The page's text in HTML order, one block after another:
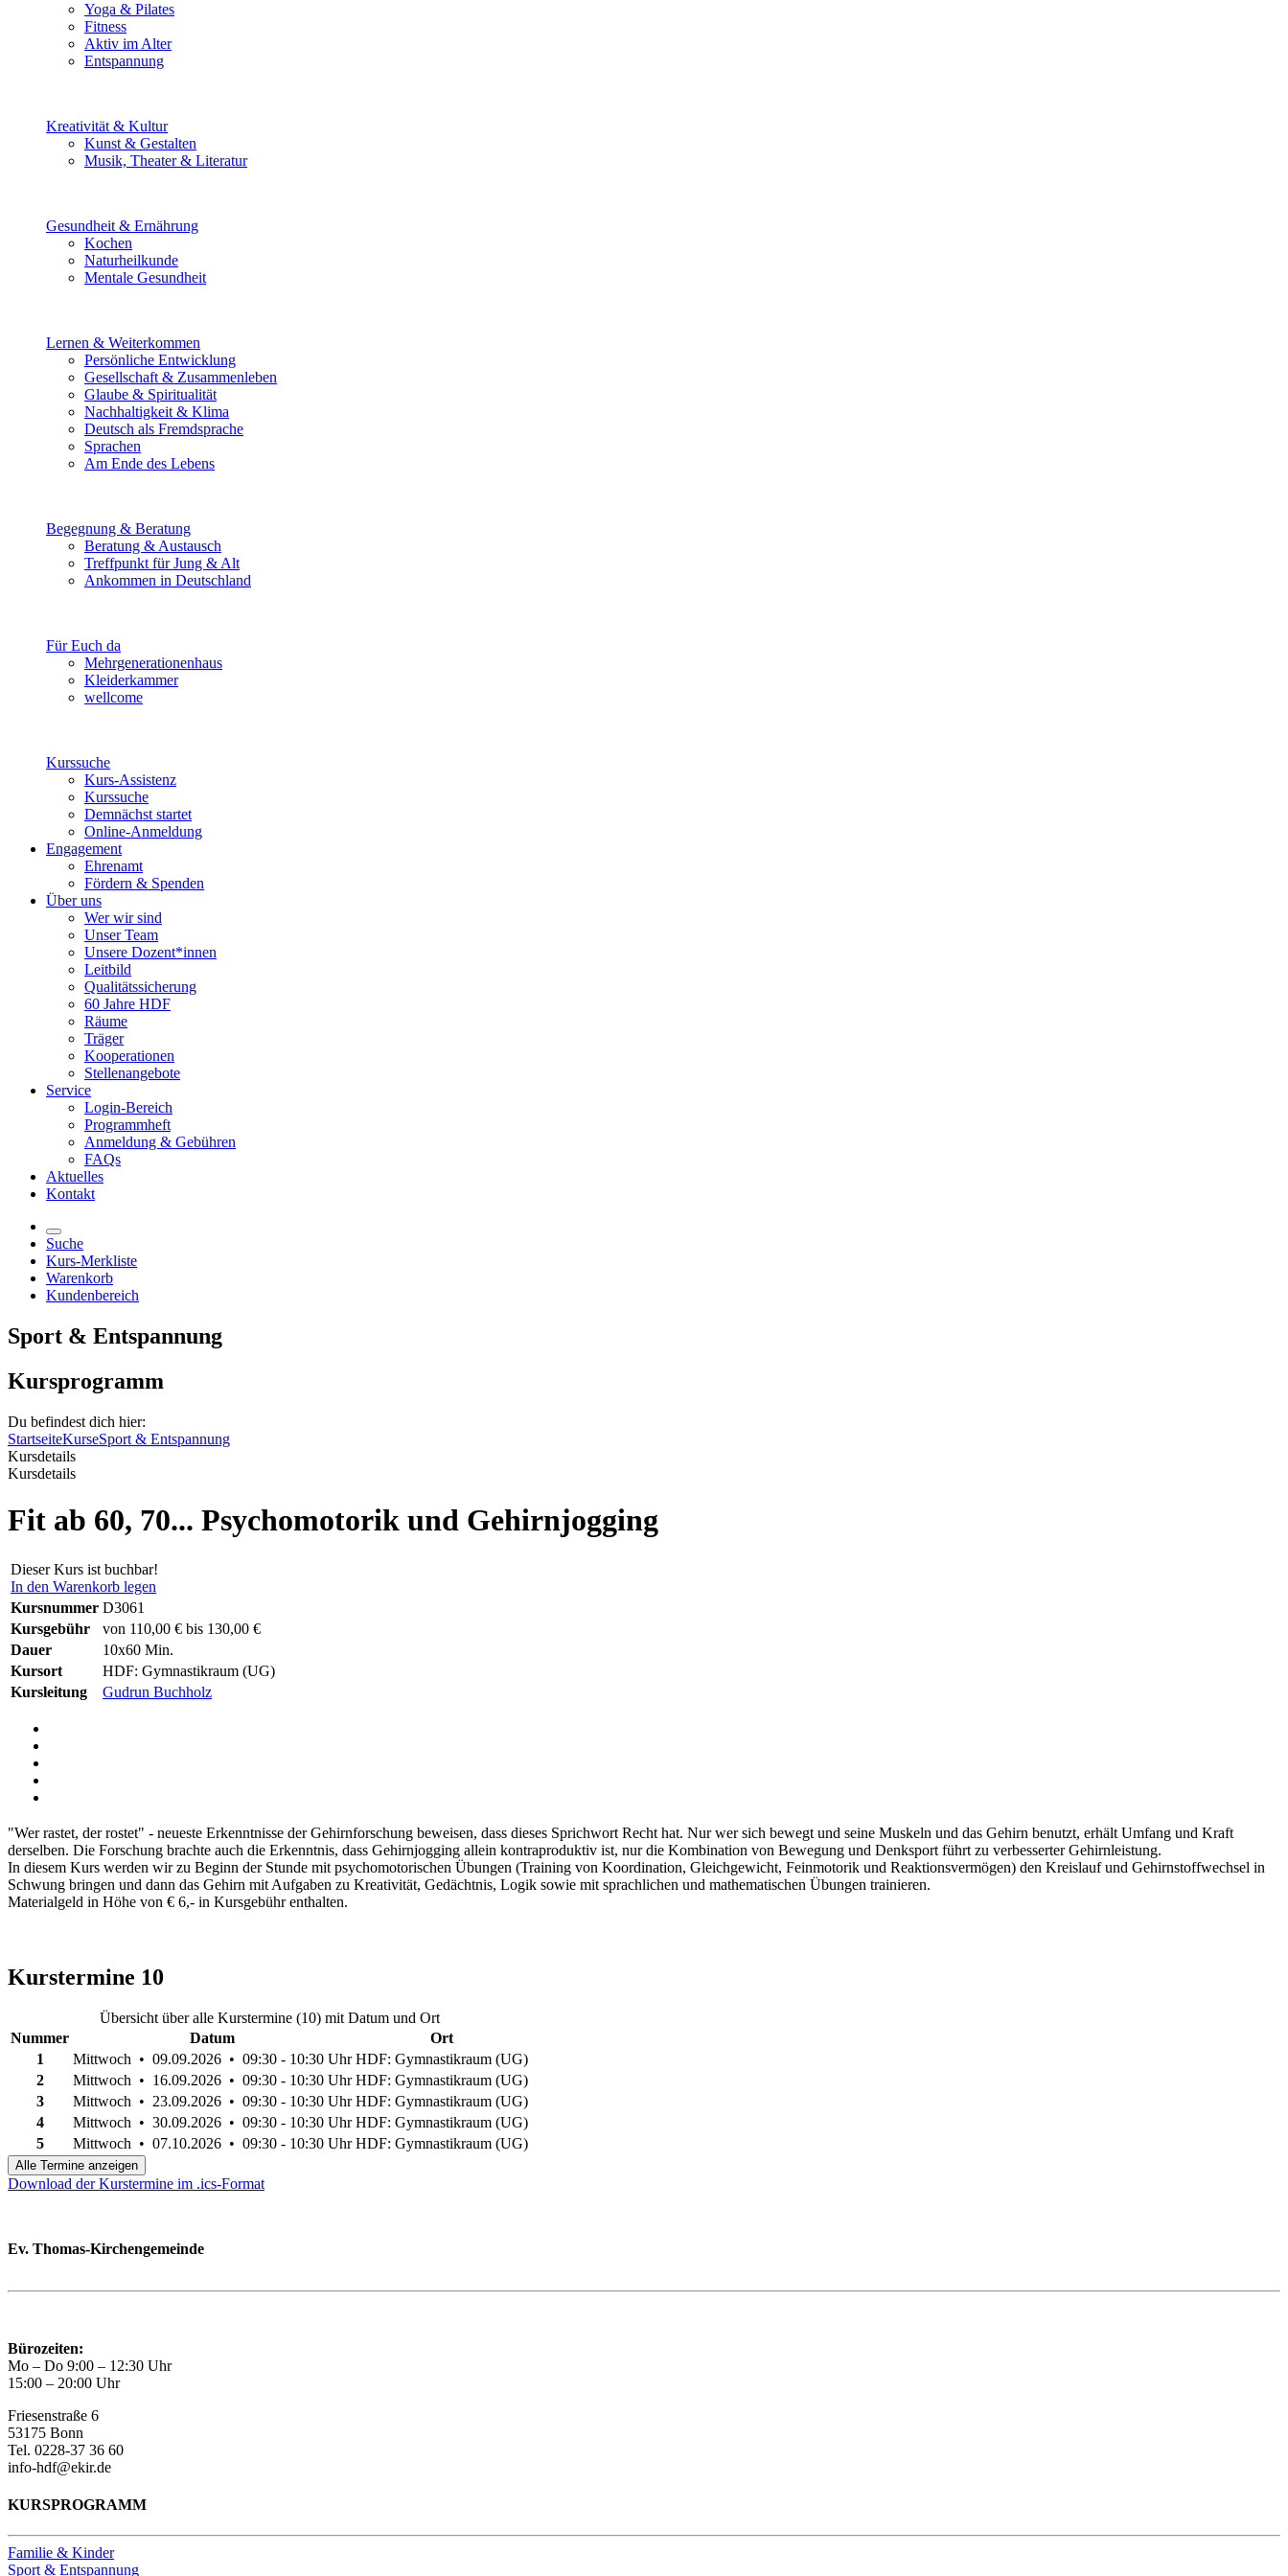
Yoga & Pilates
Fitness
Aktiv im Alter
Entspannung
Kreativität & Kultur
Kunst & Gestalten
Musik, Theater & Literatur
Gesundheit & Ernährung
Kochen
Naturheilkunde
Mentale Gesundheit
Lernen & Weiterkommen
Persönliche Entwicklung
Gesellschaft & Zusammenleben
Glaube & Spiritualität
Nachhaltigkeit & Klima
Deutsch als Fremdsprache
Sprachen
Am Ende des Lebens
Begegnung & Beratung
Beratung & Austausch
Treffpunkt für Jung & Alt
Ankommen in Deutschland
Für Euch da
Mehrgenerationenhaus
Kleiderkammer
wellcome
Kurssuche
Kurs-Assistenz
Kurssuche
Demnächst startet
Online-Anmeldung
Engagement
Ehrenamt
Fördern & Spenden
Über uns
Wer wir sind
Unser Team
Unsere Dozent*innen
Leitbild
Qualitätssicherung
60 Jahre HDF
Räume
Träger
Kooperationen
Stellenangebote
Service
Login-Bereich
Programmheft
Anmeldung & Gebühren
FAQs
Aktuelles
Kontakt
Suche
Kurs-Merkliste
Warenkorb
Kundenbereich
Sport & Entspannung
Kursprogramm
Du befindest dich hier:
StartseiteKurseSport & Entspannung
Kursdetails
Kursdetails
Fit ab 60, 70... Psychomotorik und Gehirnjogging
Dieser Kurs ist buchbar!
In den Warenkorb legen
Kursnummer D3061
Kursgebühr
von 110,00 € bis 130,00 €
Dauer
10x60 Min.
Kursort
HDF: Gymnastikraum (UG)
Kursleitung
Gudrun Buchholz
"Wer rastet, der rostet" - neueste Erkenntnisse der Gehirnforschung beweisen, dass dieses Sprichwort Recht hat. Nur wer sich bewegt und seine Muskeln und das Gehirn benutzt, erhält Umfang und Kraft
derselben. Die Forschung brachte auch die Erkenntnis, dass Gehirnjogging allein kontraproduktiv ist, nur die Kombination von Bewegung und Denksport führt zu verbesserter Gehirnleistung.
In diesem Kurs werden wir zu Beginn der Stunde mit psychomotorischen Übungen (Training von Koordination, Gleichgewicht, Feinmotorik und Reaktionsvermögen) den Kreislauf und Gehirnstoffwechsel in
Schwung bringen und dann das Gehirn mit Aufgaben zu Kreativität, Gedächtnis, Logik sowie mit sprachlichen und mathematischen Übungen trainieren.
Materialgeld in Höhe von € 6,- in Kursgebühr enthalten.
Kurstermine 10
Übersicht über alle Kurstermine (10) mit Datum und Ort
Nummer
Datum
Ort
1
Mittwoch • 09.09.2026 • 09:30 - 10:30 Uhr HDF: Gymnastikraum (UG)
2
Mittwoch • 16.09.2026 • 09:30 - 10:30 Uhr HDF: Gymnastikraum (UG)
3
Mittwoch • 23.09.2026 • 09:30 - 10:30 Uhr HDF: Gymnastikraum (UG)
4
Mittwoch • 30.09.2026 • 09:30 - 10:30 Uhr HDF: Gymnastikraum (UG)
5
Mittwoch • 07.10.2026 • 09:30 - 10:30 Uhr HDF: Gymnastikraum (UG)
Alle Termine anzeigen
Download der Kurstermine im .ics-Format
Ev. Thomas-Kirchengemeinde
Bürozeiten:
Mo – Do 9:00 – 12:30 Uhr
15:00 – 20:00 Uhr
Friesenstraße 6
53175 Bonn
Tel. 0228-37 36 60
info-hdf@ekir.de
KURSPROGRAMM
Familie & Kinder
Sport & Entspannung